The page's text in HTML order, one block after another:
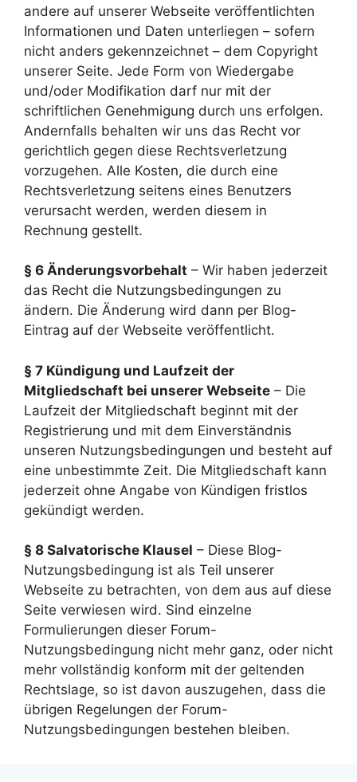
andere auf unserer Webseite veröffentlichten
Informationen und Daten unterliegen – sofern
nicht anders gekennzeichnet – dem Copyright
unserer Seite. Jede Form von Wiedergabe
und/oder Modifikation darf nur mit der
schriftlichen Genehmigung durch uns erfolgen.
Andernfalls behalten wir uns das Recht vor
gerichtlich gegen diese Rechtsverletzung
vorzugehen. Alle Kosten, die durch eine
Rechtsverletzung seitens eines Benutzers
verursacht werden, werden diesem in
Rechnung gestellt.
§ 6 Änderungsvorbehalt – Wir haben jederzeit
das Recht die Nutzungsbedingungen zu
ändern. Die Änderung wird dann per Blog-
Eintrag auf der Webseite veröffentlicht.
§ 7 Kündigung und Laufzeit der
Mitgliedschaft bei unserer Webseite – Die
Laufzeit der Mitgliedschaft beginnt mit der
Registrierung und mit dem Einverständnis
unseren Nutzungsbedingungen und besteht auf
eine unbestimmte Zeit. Die Mitgliedschaft kann
jederzeit ohne Angabe von Kündigen fristlos
gekündigt werden.
§ 8 Salvatorische Klausel – Diese Blog-
Nutzungsbedingung ist als Teil unserer
Webseite zu betrachten, von dem aus auf diese
Seite verwiesen wird. Sind einzelne
Formulierungen dieser Forum-
Nutzungsbedingung nicht mehr ganz, oder nicht
mehr vollständig konform mit der geltenden
Rechtslage, so ist davon auszugehen, dass die
übrigen Regelungen der Forum-
Nutzungsbedingungen bestehen bleiben.